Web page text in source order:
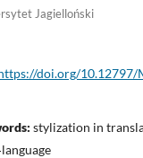
Jagielloński
doi.org/10.12797/
stylization in